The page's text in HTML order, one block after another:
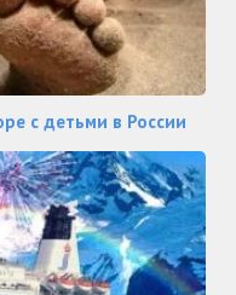
с детьми в России